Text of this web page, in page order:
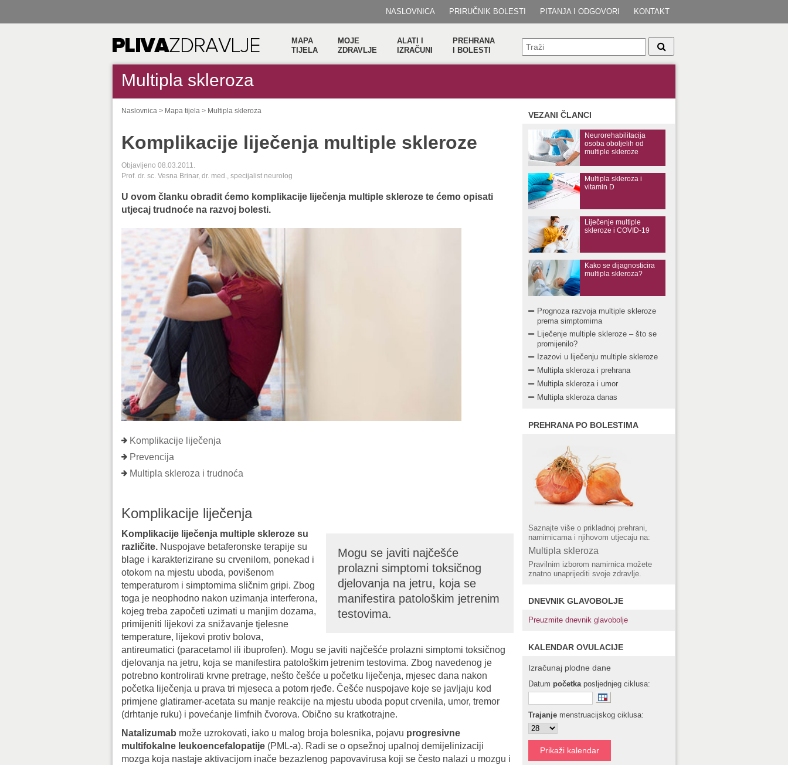
NASLOVNICA PRIRUČNIK BOLESTI PITANJA I ODGOVORI KONTAKT
MAPA
TIJELA
MOJE
ZDRAVLJE
ALATI I
IZRAČUNI
PREHRANA
I BOLESTI
Multipla skleroza
Naslovnica > Mapa tijela > Multipla skleroza
Komplikacije liječenja multiple skleroze
Objavljeno 08.03.2011.
Prof. dr. sc. Vesna Brinar, dr. med., specijalist neurolog
U ovom članku obradit ćemo komplikacije liječenja multiple skleroze te ćemo opisati
utjecaj trudnoće na razvoj bolesti.
Komplikacije liječenja
Prevencija
Multipla skleroza i trudnoća
Komplikacije liječenja
Mogu se javiti najčešće
prolazni simptomi toksičnog
djelovanja na jetru, koja se
manifestira patološkim jetrenim
testovima.
Komplikacije liječenja multiple skleroze su
različite. Nuspojave betaferonske terapije su
blage i karakterizirane su crvenilom, ponekad i
otokom na mjestu uboda, povišenom
temperaturom i simptomima sličnim gripi. Zbog
toga je neophodno nakon uzimanja interferona,
kojeg treba započeti uzimati u manjim dozama,
primijeniti lijekovi za snižavanje tjelesne
temperature, lijekovi protiv bolova,
antireumatici (paracetamol ili ibuprofen). Mogu se javiti najčešće prolazni simptomi toksičnog
djelovanja na jetru, koja se manifestira patološkim jetrenim testovima. Zbog navedenog je
potrebno kontrolirati krvne pretrage, nešto češće u početku liječenja, mjesec dana nakon
početka liječenja u prava tri mjeseca a potom rjeđe. Češće nuspojave koje se javljaju kod
primjene glatiramer-acetata su manje reakcije na mjestu uboda poput crvenila, umor, tremor
(drhtanje ruku) i povećanje limfnih čvorova. Obično su kratkotrajne.
Natalizumab može uzrokovati, iako u malog broja bolesnika, pojavu progresivne
multifokalne leukoencefalopatije (PML-a). Radi se o opsežnoj upalnoj demijelinizaciji
mozga koja nastaje aktivacijom inače bezazlenog papovavirusa koji se često nalazi u mozgu i
VEZANI ČLANCI
Neurorehabilitacija
osoba oboljelih od
multiple skleroze
Multipla skleroza i
vitamin D
Liječenje multiple
skleroze i COVID-19
Kako se dijagnosticira
multipla skleroza?
Prognoza razvoja multiple skleroze
prema simptomima
Liječenje multiple skleroze – što se
promijenilo?
Izazovi u liječenju multiple skleroze
Multipla skleroza i prehrana
Multipla skleroza i umor
Multipla skleroza danas
PREHRANA PO BOLESTIMA
Saznajte više o prikladnoj prehrani,
namirnicama i njihovom utjecaju na:
Multipla skleroza
Pravilnim izborom namirnica možete
znatno unaprijediti svoje zdravlje.
DNEVNIK GLAVOBOLJE
Preuzmite dnevnik glavobolje
KALENDAR OVULACIJE
Izračunaj plodne dane
Datum početkaposljednjeg ciklusa:
Trajanje menstruacijskog ciklusa: